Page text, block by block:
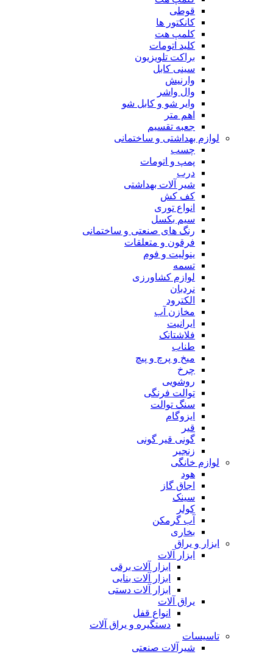
قوطی
کانکتور ها
کلمپ هت
کلید اتومات
براکت تلویزیون
سینی کابل
وارنیش
وال واشر
وایر شو و کابل شو
اهم متر
جعبه تقسیم
لوازم بهداشتی و ساختمانی
چسب
پمپ و اتومات
درب
شیر آلات بهداشتی
کف کش
انواع توری
سیم بکسل
رنگ های صنعتی و ساختمانی
فرقون و متعلقات
ینولیت و فوم
تسمه
لوازم کشاورزی
نردبان
الکترود
مخازن آب
ایرانیت
فلاشتانک
طناب
میخ و پرچ و پیچ
چرخ
روشویی
توالت فرنگی
سنگ توالت
ایزوگام
قیر
گونی قیر گونی
زنجیر
لوازم خانگی
هود
اجاق گاز
سینک
کولر
آب گرمکن
بخاری
ابزار و یراق
ابزار آلات
ابزار آلات برقی
ابزار آلات بنایی
ابزار آلات دستی
یراق آلات
انواع قفل
دستگیره و یراق آلات
تاسیسات
شیرآلات صنعتی